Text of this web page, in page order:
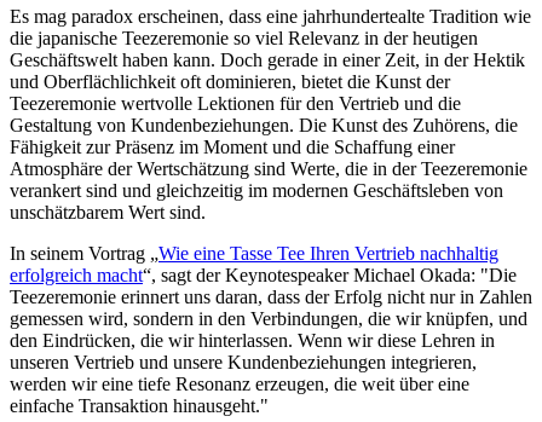
Es mag paradox erscheinen, dass eine jahrhundertealte Tradition wie
die japanische Teezeremonie so viel Relevanz in der heutigen
Geschäftswelt haben kann. Doch gerade in einer Zeit, in der Hektik
und Oberflächlichkeit oft dominieren, bietet die Kunst der
Teezeremonie wertvolle Lektionen für den Vertrieb und die
Gestaltung von Kundenbeziehungen. Die Kunst des Zuhörens, die
Fähigkeit zur Präsenz im Moment und die Schaffung einer
Atmosphäre der Wertschätzung sind Werte, die in der Teezeremonie
verankert sind und gleichzeitig im modernen Geschäftsleben von
unschätzbarem Wert sind.
In seinem Vortrag „Wie eine Tasse Tee Ihren Vertrieb nachhaltig
erfolgreich macht“, sagt der Keynotespeaker Michael Okada: "Die
Teezeremonie erinnert uns daran, dass der Erfolg nicht nur in Zahlen
gemessen wird, sondern in den Verbindungen, die wir knüpfen, und
den Eindrücken, die wir hinterlassen. Wenn wir diese Lehren in
unseren Vertrieb und unsere Kundenbeziehungen integrieren,
werden wir eine tiefe Resonanz erzeugen, die weit über eine
einfache Transaktion hinausgeht."